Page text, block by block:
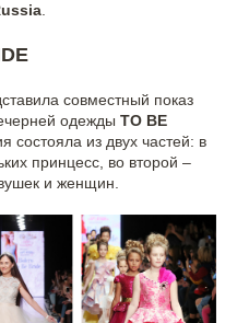
совместный показ
одежды TO BE
состояла из двух частей: в
принцесс, во второй –
и женщин.